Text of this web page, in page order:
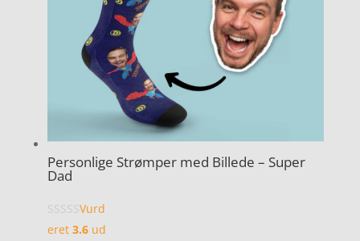
Personlige Strømper med Billede – Super
Dad
Vurd
eret 3.6ud